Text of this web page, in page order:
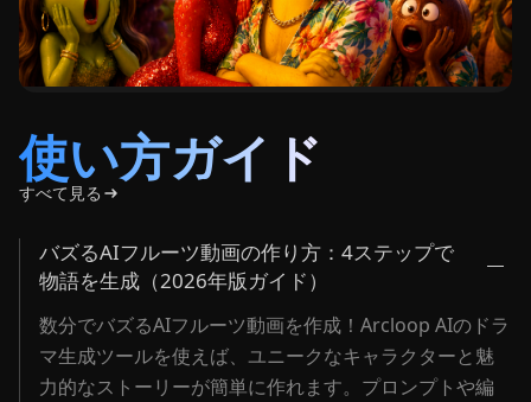
使い方ガイド
すべて見る
バズるAIフルーツ動画の作り方：4ステップで
物語を生成（2026年版ガイド）
数分でバズるAIフルーツ動画を作成！Arcloop AIのドラ
マ生成ツールを使えば、ユニークなキャラクターと魅
力的なストーリーが簡単に作れます。プロンプトや編